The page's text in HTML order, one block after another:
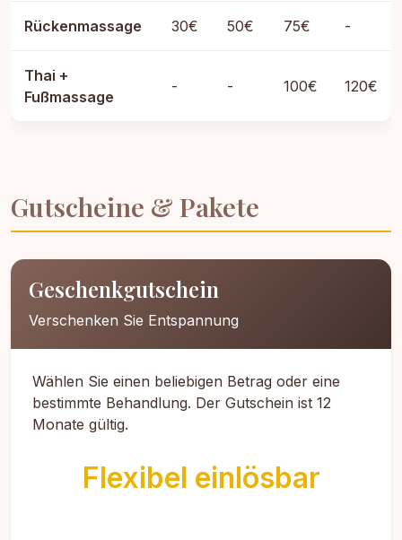
Rückenmassage 30€ 50€ 75€ -
Thai +
Fußmassage
- - 100€ 120€
Gutscheine & Pakete
Geschenkgutschein
Verschenken Sie Entspannung
Wählen Sie einen beliebigen Betrag oder eine
bestimmte Behandlung. Der Gutschein ist 12
Monate gültig.
Flexibel einlösbar